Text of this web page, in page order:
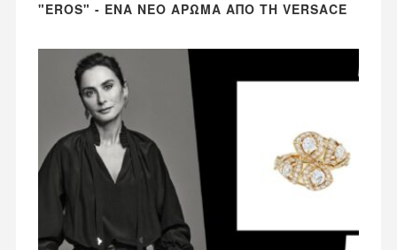
"EROS" - ΈΝΑ ΝΈΟ ΆΡΩΜΑ ΑΠΌ ΤΗ VERSACE